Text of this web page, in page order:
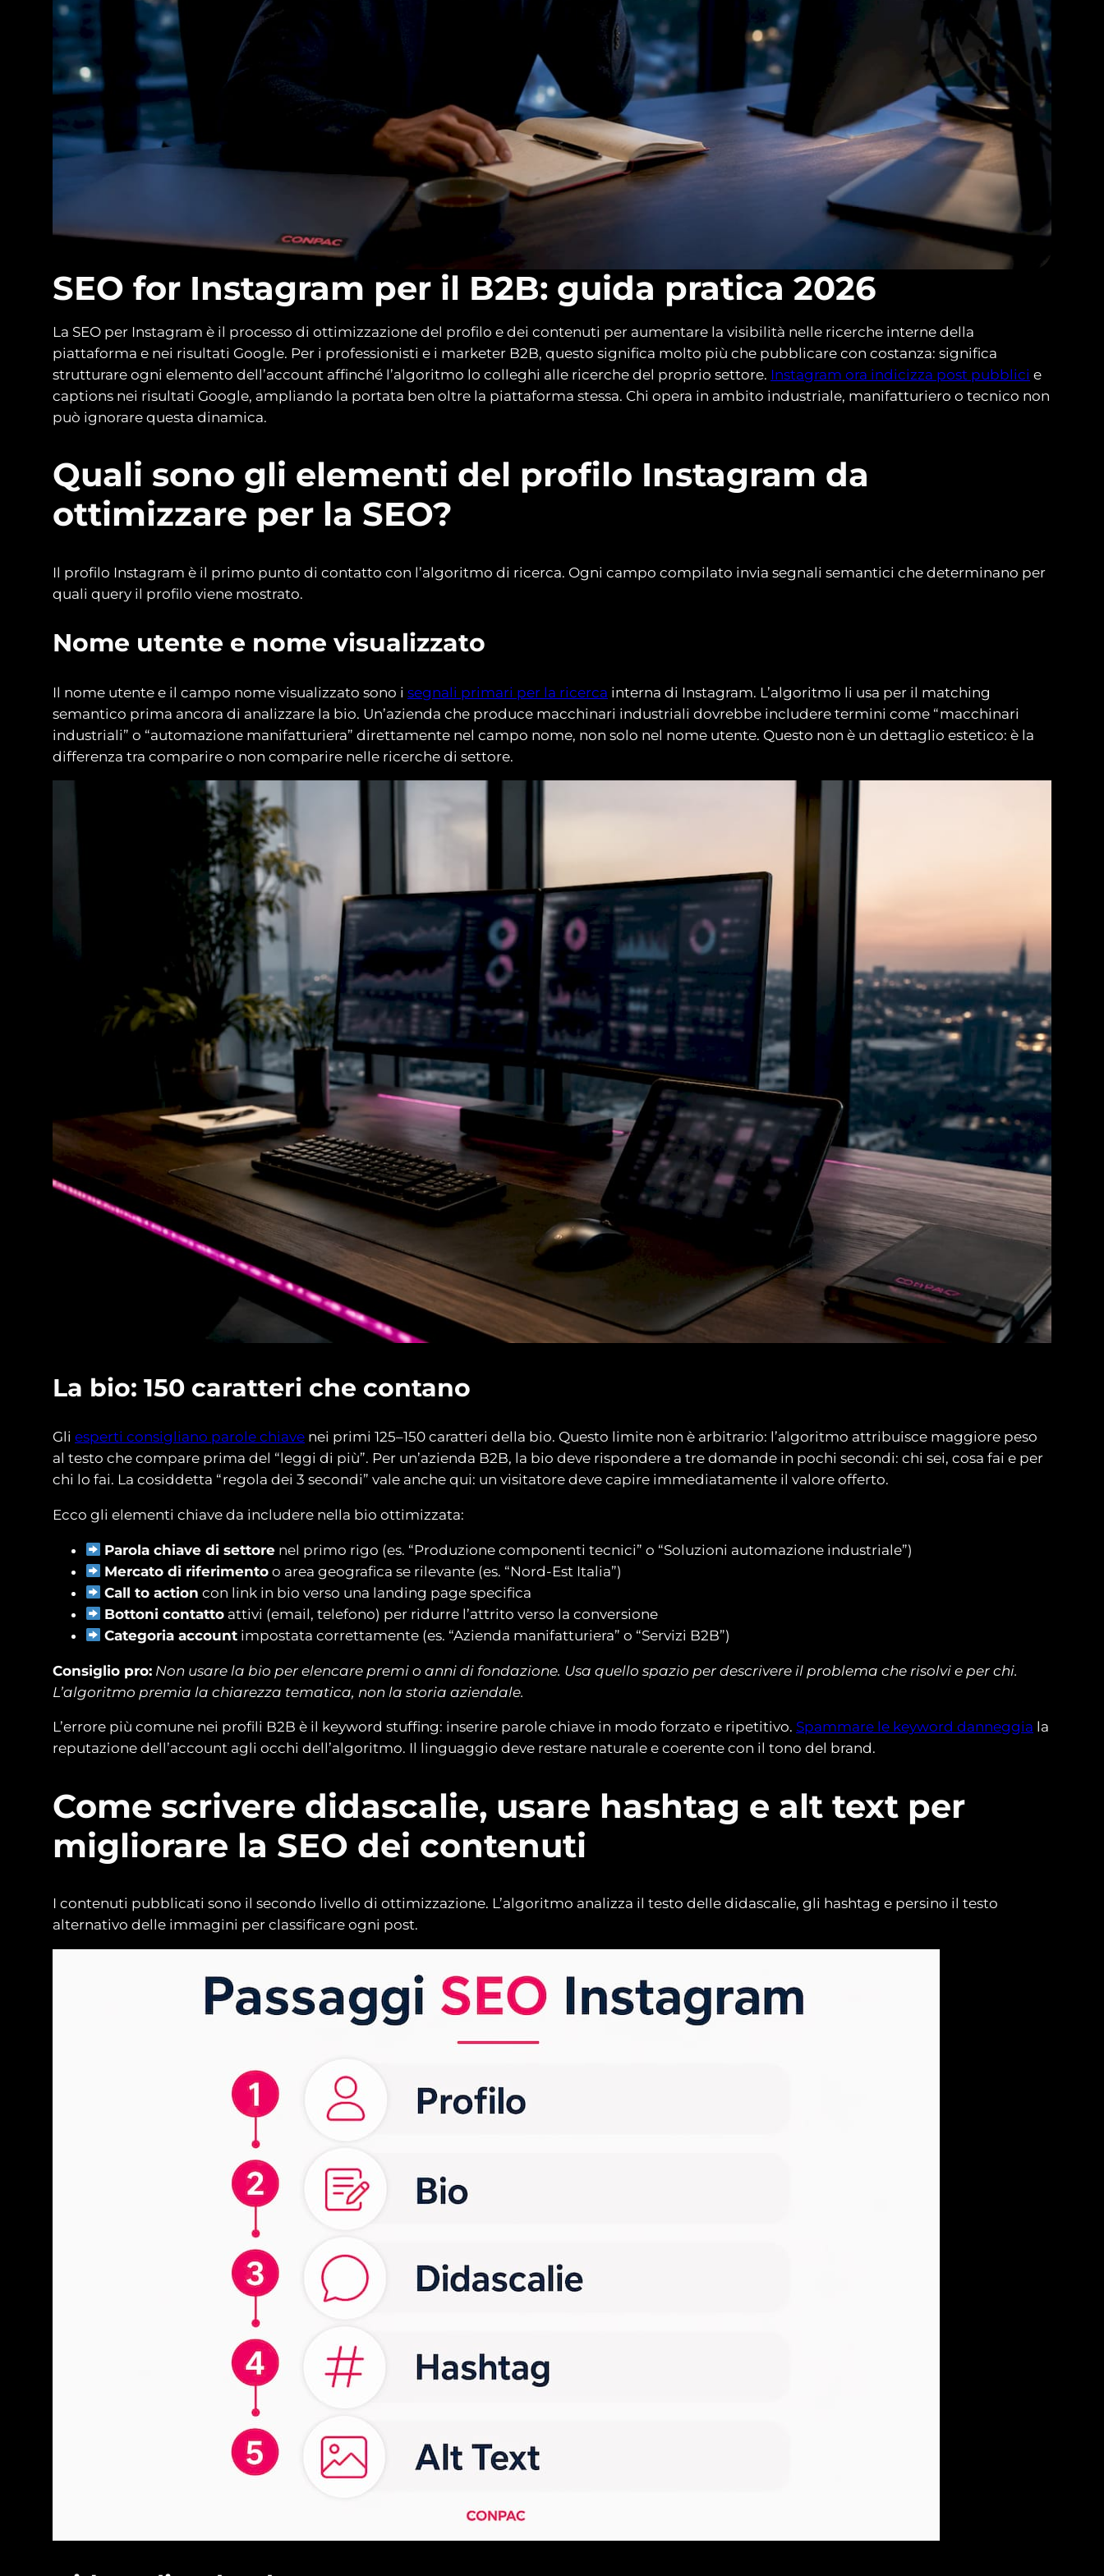
SEO for Instagram per il B2B: guida pratica 2026
La SEO per Instagram è il processo di ottimizzazione del profilo e dei contenuti per aumentare la visibilità nelle ricerche interne della
piattaforma e nei risultati Google. Per i professionisti e i marketer B2B, questo significa molto più che pubblicare con costanza: significa
strutturare ogni elemento dell’account affinché l’algoritmo lo colleghi alle ricerche del proprio settore. Instagram ora indicizza post pubblici e
captions nei risultati Google, ampliando la portata ben oltre la piattaforma stessa. Chi opera in ambito industriale, manifatturiero o tecnico non
può ignorare questa dinamica.
Quali sono gli elementi del profilo Instagram da
ottimizzare per la SEO?
Il profilo Instagram è il primo punto di contatto con l’algoritmo di ricerca. Ogni campo compilato invia segnali semantici che determinano per
quali query il profilo viene mostrato.
Nome utente e nome visualizzato
Il nome utente e il campo nome visualizzato sono i segnali primari per la ricerca interna di Instagram. L’algoritmo li usa per il matching
semantico prima ancora di analizzare la bio. Un’azienda che produce macchinari industriali dovrebbe includere termini come “macchinari
industriali” o “automazione manifatturiera” direttamente nel campo nome, non solo nel nome utente. Questo non è un dettaglio estetico: è la
differenza tra comparire o non comparire nelle ricerche di settore.
La bio: 150 caratteri che contano
Gli esperti consigliano parole chiave nei primi 125–150 caratteri della bio. Questo limite non è arbitrario: l’algoritmo attribuisce maggiore peso
al testo che compare prima del “leggi di più”. Per un’azienda B2B, la bio deve rispondere a tre domande in pochi secondi: chi sei, cosa fai e per
chi lo fai. La cosiddetta “regola dei 3 secondi” vale anche qui: un visitatore deve capire immediatamente il valore offerto.
Ecco gli elementi chiave da includere nella bio ottimizzata:
Parola chiave di settore nel primo rigo (es. “Produzione componenti tecnici” o “Soluzioni automazione industriale”)
Mercato di riferimento o area geografica se rilevante (es. “Nord-Est Italia”)
Call to action con link in bio verso una landing page specifica
Bottoni contatto attivi (email, telefono) per ridurre l’attrito verso la conversione
Categoria account impostata correttamente (es. “Azienda manifatturiera” o “Servizi B2B”)
Consiglio pro: Non usare la bio per elencare premi o anni di fondazione. Usa quello spazio per descrivere il problema che risolvi e per chi.
L’algoritmo premia la chiarezza tematica, non la storia aziendale.
L’errore più comune nei profili B2B è il keyword stuffing: inserire parole chiave in modo forzato e ripetitivo. Spammare le keyword danneggia la
reputazione dell’account agli occhi dell’algoritmo. Il linguaggio deve restare naturale e coerente con il tono del brand.
Come scrivere didascalie, usare hashtag e alt text per
migliorare la SEO dei contenuti
I contenuti pubblicati sono il secondo livello di ottimizzazione. L’algoritmo analizza il testo delle didascalie, gli hashtag e persino il testo
alternativo delle immagini per classificare ogni post.